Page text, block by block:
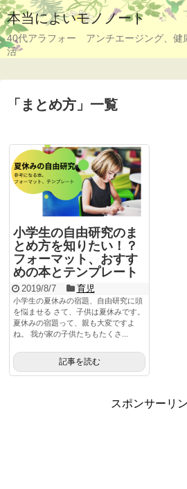
本当によいモノノート
40代アラフォー アンチエージング、
活
「 まとめ方 」 一覧
小学生の自由研究のま
とめ方を知りたい！？
フォーマット、おすす
めの本とテンプレート
2019/8/7 育児
小学生の夏休みの宿題、自由研究に頭
を悩ませる さて、子供は夏休みです。
夏休みの宿題って、親も大変ですよ
ね。 我が家の子供たちもたくさ...
記事を読む
スポンサーリ